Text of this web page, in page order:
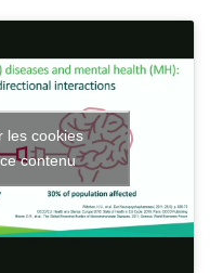
les cookies
contenu